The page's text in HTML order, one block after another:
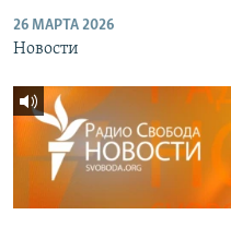
26 МАРТА 2026
Новости